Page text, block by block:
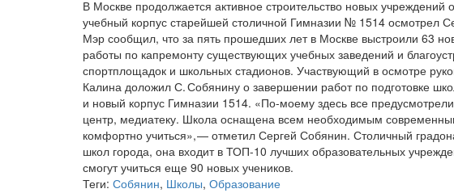
В Москве продолжается активное строительство новых
учебный корпус старейшей столичной Гимназии № 1514 осмотрел
Мэр сообщил, что за пять прошедших лет в Москве выстроили 63
работы по капремонту существующих учебных заведений и
спортплощадок и школьных стадионов. Участвующий в осмотре
Калина доложил С. Собянину о завершении работ по подготовке
и новый корпус Гимназии 1514. «По-моему здесь все
центр, медиатеку. Школа оснащена всем необходимым
комфортно учиться», — отметил Сергей Собянин. Столичный
школ города, она входит в ТОП-10 лучших образовательных
смогут учиться еще 90 новых учеников.
Теги: Собянин, Школы, Образование